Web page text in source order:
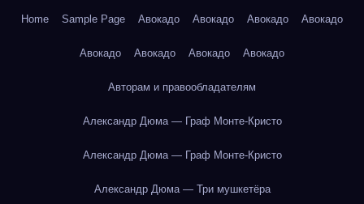
Home Sample Page Авокадо Авокадо Авокадо Авокадо
Авокадо Авокадо Авокадо Авокадо
Авторам и правообладателям
Александр Дюма — Граф Монте-Кристо
Александр Дюма — Граф Монте-Кристо
Александр Дюма — Три мушкетёра